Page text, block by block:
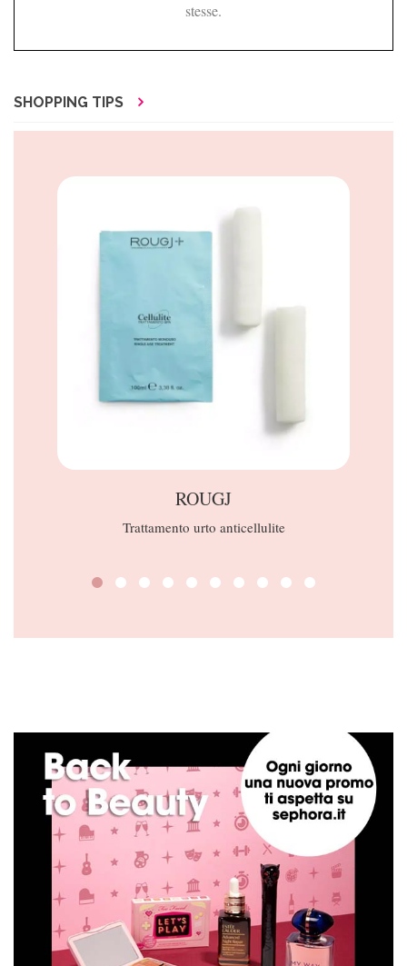
stesse.
SHOPPING TIPS
ROUGJ
Trattamento urto anticellulite